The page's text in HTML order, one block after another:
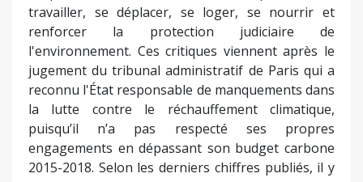
travailler, se déplacer, se loger, se nourrir et
renforcer la protection judiciaire de
l'environnement. Ces critiques viennent après le
jugement du tribunal administratif de Paris qui a
reconnu l'État responsable de manquements dans
la lutte contre le réchauffement climatique,
puisqu’il n’a pas respecté ses propres
engagements en dépassant son budget carbone
2015-2018. Selon les derniers chiffres publiés, il y